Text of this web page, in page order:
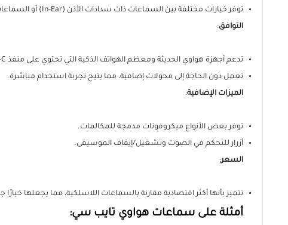
توفر خيارات مختلفة بين السماعات ذات سدادات الأذن (In-Ear) أو السماعات المفتوحة.
التوافق:
تدعم أجهزة هواوي الحديثة ومعظم الهواتف الذكية التي تحتوي على منفذ USB-C.
تعمل دون الحاجة إلى محولات إضافية، مما يتيح تجربة استخدام مباشرة.
الميزات الإضافية:
توفر بعض الأنواع ميكروفونات مدمجة للمكالمات.
أزرار للتحكم في الصوت وتشغيل/إيقاف الموسيقى.
السعر:
تتميز بأنها أكثر اقتصادية مقارنة بالسماعات اللاسلكية، مما يجعلها خيارًا
أمثلة على سماعات هواوي تايب سي: